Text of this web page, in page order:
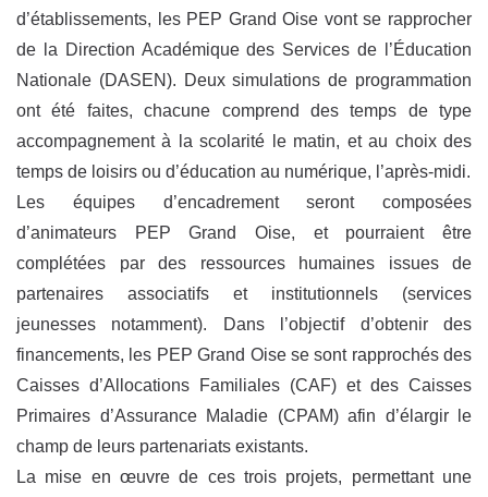
d’établissements, les PEP Grand Oise vont se rapprocher
de la Direction Académique des Services de l’Éducation
Nationale (DASEN). Deux simulations de programmation
ont été faites, chacune comprend des temps de type
accompagnement à la scolarité le matin, et au choix des
temps de loisirs ou d’éducation au numérique, l’après-midi.
Les équipes d’encadrement seront composées
d’animateurs PEP Grand Oise, et pourraient être
complétées par des ressources humaines issues de
partenaires associatifs et institutionnels (services
jeunesses notamment). Dans l’objectif d’obtenir des
financements, les PEP Grand Oise se sont rapprochés des
Caisses d’Allocations Familiales (CAF) et des Caisses
Primaires d’Assurance Maladie (CPAM) afin d’élargir le
champ de leurs partenariats existants.
La mise en œuvre de ces trois projets, permettant une